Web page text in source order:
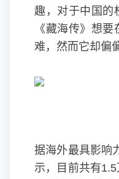
趣，对于中国的
《藏海传》想
难，然而它却偏
据海外最具影响
示，目前共有